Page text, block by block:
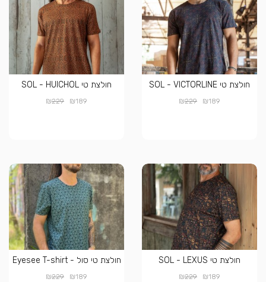
חולצת טי SOL - VICTORLINE
₪189
₪229
חולצת טי SOL - HUICHOL
₪189
₪229
חולצת טי SOL - LEXUS
₪189
₪229
חולצת טי סול - Eyesee T-shirt
₪189
₪229